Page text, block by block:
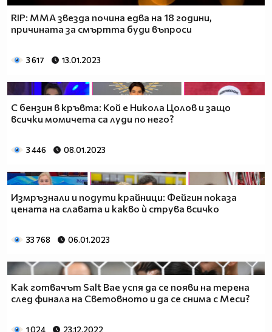
RIP: MMA звезда почина едва на 18 години,
причината за смъртта буди въпроси
3 617 13.01.2023
С бензин в кръвта: Кой е Никола Цолов и защо
всички момичета са луди по него?
3 446 08.01.2023
Измръзнали и подути крайници: Фейгин показа
цената на славата и какво ѝ струва всичко
33 768 06.01.2023
Как готвачът Salt Bae успя да се появи на терена
след финала на Световното и да се снима с Меси?
1 024 23.12.2022